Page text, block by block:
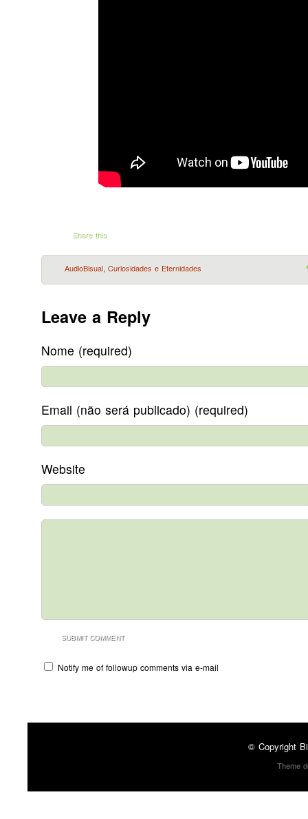
Share this
AudioBisual, Curiosidades e Eternidades
Leave a Reply
Nome (required)
Email (não será publicado) (required)
Website
Notify me of followup comments via e-mail
© Copyright
Theme